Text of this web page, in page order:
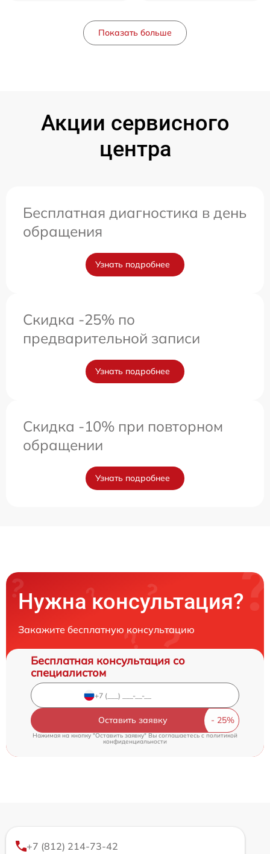
Показать больше
Акции сервисного
центра
Бесплатная диагностика в день
обращения
Узнать подробнее
Скидка -25% по
предварительной записи
Узнать подробнее
Скидка -10% при повторном
обращении
Узнать подробнее
Нужна консультация?
Закажите бесплатную консультацию
Бесплатная консультация со
специалистом
Оставить заявку
Нажимая на кнопку "Оставить заявку" Вы соглашаетесь cполитикой
конфиденциальности
+7 (812) 214-73-42